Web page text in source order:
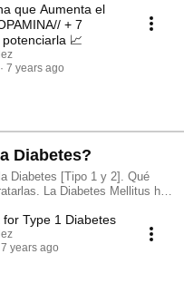
que Aumenta el
+ 7
📈
7 years ago
Diabetes?
Diabetes [Tipo 1 y 2]. Qué
ha
patología que esta
Type 1 Diabetes
7 years ago